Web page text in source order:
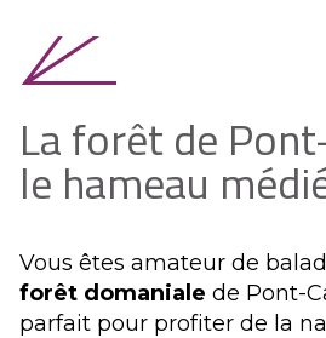
La forêt de
le hameau
Vous êtes amateur de
forêt domaniale de Pont-
parfait pour profiter de la